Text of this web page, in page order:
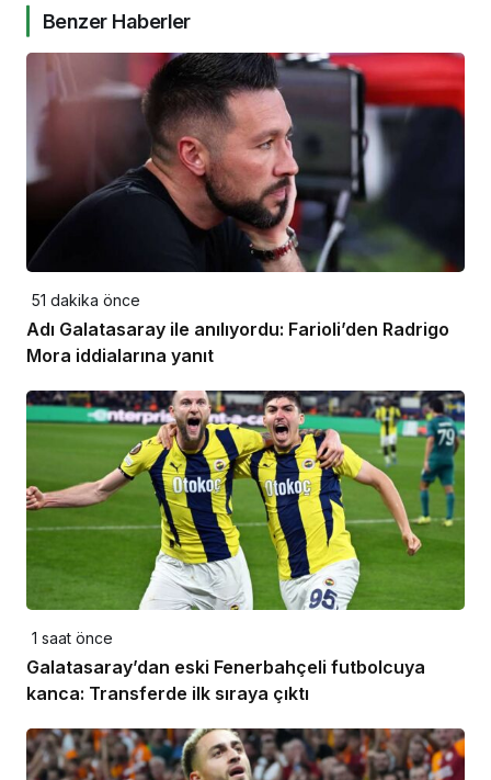
Benzer Haberler
51 dakika önce
Adı Galatasaray ile anılıyordu: Farioli’den Radrigo
Mora iddialarına yanıt
1 saat önce
Galatasaray’dan eski Fenerbahçeli futbolcuya
kanca: Transferde ilk sıraya çıktı